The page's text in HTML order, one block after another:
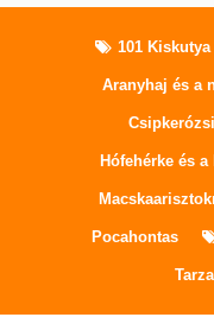
101 Kiskutya
Aranyhaj és a
Hófehérke és
Pocahontas